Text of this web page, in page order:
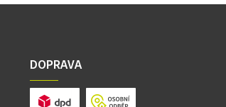
DOPRAVA